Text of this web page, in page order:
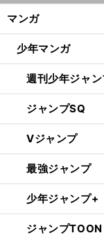
マンガ
少年マンガ
週刊少年ジャ
ジャンプSQ
Vジャンプ
最強ジャンプ
少年ジャンプ+
ジャンプTOON